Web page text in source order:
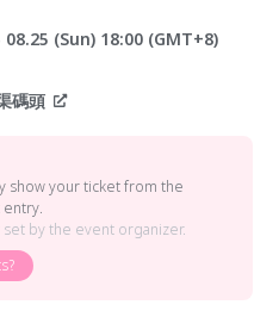
(Sun) 18:00 (GMT+8)
碼頭
show your ticket from the
entry.
by the event organizer.